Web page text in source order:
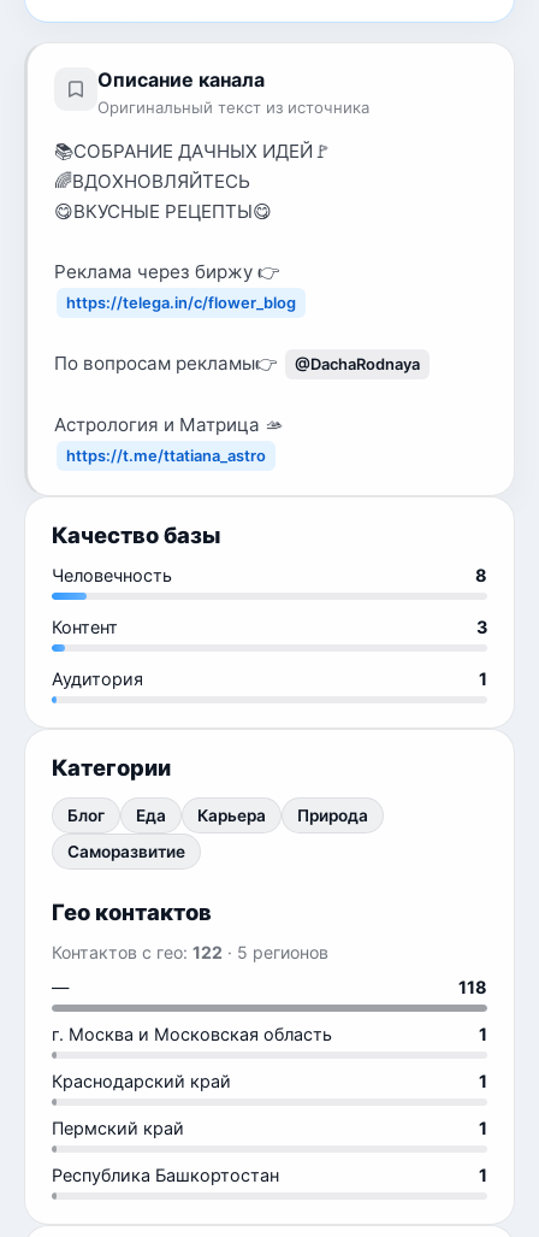
Описание канала
Оригинальный текст из источника
📚СОБРАНИЕ ДАЧНЫХ ИДЕЙ🚩
🌈ВДОХНОВЛЯЙТЕСЬ
😋ВКУСНЫЕ РЕЦЕПТЫ😋
Реклама через биржу 👉
https://telega.in/c/flower_blog
По вопросам рекламы👉 @DachaRodnaya
Астрология и Матрица 🫴
https://t.me/ttatiana_astro
Качество базы
Человечность 8
Контент 3
Аудитория 1
Категории
Блог Еда Карьера
Природа
Саморазвитие
Гео контактов
Контактов с гео: 122 · 5 регионов
—
118
г. Москва и Московская область 1
Краснодарский край 1
Пермский край 1
Республика Башкортостан 1